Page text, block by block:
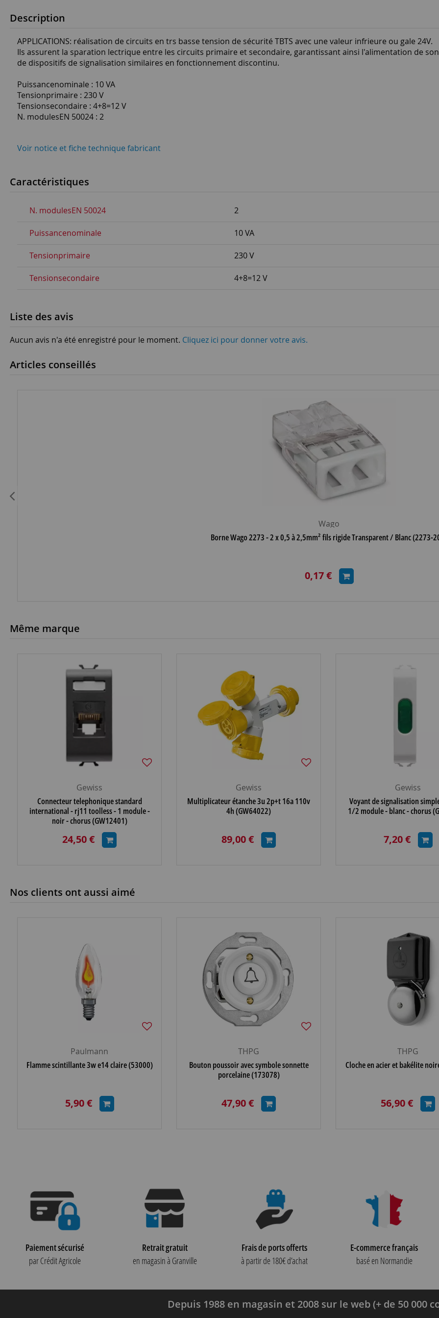
Description
APPLICATIONS: réalisation de circuits en trs basse tension de sécurité TBTS avec une valeur infrieure ou gale 24V.
Ils assurent la sparation lectrique entre les circuits primaire et secondaire, garantissant ainsi l'alimentation de
de dispositifs de signalisation similaires en fonctionnement discontinu.
Puissancenominale : 10 VA
Tensionprimaire : 230 V
Tensionsecondaire : 4+8=12 V
N. modulesEN 50024 : 2
Voir notice et fiche technique fabricant
Caractéristiques
N. modulesEN 50024 2
Puissancenominale 10 VA
Tensionprimaire 230 V
Tensionsecondaire 4+8=12 V
Liste des avis
Aucun avis n'a été enregistré pour le moment. Cliquez ici pour donner votre avis.
Articles conseillés
Wago
Borne Wago 2273 - 2 x 0,5 à 2,5mm² fils rigide Transparent / Blanc (2273-
0,17 €
Même marque
Gewiss
Connecteur telephonique standard
international - rj11 toolless - 1 module -
noir - chorus (GW12401)
24,50 €
Gewiss
Multiplicateur étanche 3u 2p+t 16a 110v
4h (GW64022)
89,00 €
Gewiss
Voyant de signalisation
1/2 module - blanc - chorus
7,20 €
Nos clients ont aussi aimé
Paulmann
Flamme scintillante 3w e14 claire (53000)
5,90 €
THPG
Bouton poussoir avec symbole sonnette
porcelaine (173078)
47,90 €
THPG
Cloche en acier et bakélite
56,90 €
Paiement sécurisé
par Crédit Agricole
Retrait gratuit
en magasin à Granville
Frais de ports offerts
à partir de 180€ d’achat
E-commerce français
basé en Normandie
Depuis 1988 en magasin et 2008 sur le web (+ de 50 000